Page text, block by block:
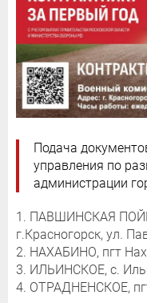
Подача
управления по
администрации
1. ПАВШИНСКАЯ
г.Красногорск, ул.
2. НАХАБИНО, пгт
3. ИЛЬИНСКОЕ, с.
4. ОТРАДНЕНСКОЕ,